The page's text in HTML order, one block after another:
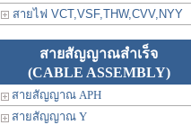
สายไฟ VCT,VSF,THW,CVV,NYY
สายสัญญาณสำเร็จ
(CABLE ASSEMBLY)
สายสัญญาณ APH
สายสัญญาณ Y